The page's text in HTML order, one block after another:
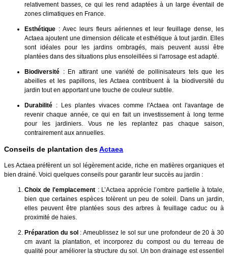
relativement basses, ce qui les rend adaptées à un large éventail de
zones climatiques en France.
Esthétique : Avec leurs fleurs aériennes et leur feuillage dense, les
Actaea ajoutent une dimension délicate et esthétique à tout jardin. Elles
sont idéales pour les jardins ombragés, mais peuvent aussi être
plantées dans des situations plus ensoleillées si l'arrosage est adapté.
Biodiversité : En attirant une variété de pollinisateurs tels que les
abeilles et les papillons, les Actaea contribuent à la biodiversité du
jardin tout en apportant une touche de couleur subtile.
Durabilité : Les plantes vivaces comme l'Actaea ont l'avantage de
revenir chaque année, ce qui en fait un investissement à long terme
pour les jardiniers. Vous ne les replantez pas chaque saison,
contrairement aux annuelles.
Conseils de plantation desActaea
Les Actaea préfèrent un sol légèrement acide, riche en matières organiques et
bien drainé. Voici quelques conseils pour garantir leur succès au jardin :
Choix de l'emplacement : L’Actaea apprécie l’ombre partielle à totale,
bien que certaines espèces tolèrent un peu de soleil. Dans un jardin,
elles peuvent être plantées sous des arbres à feuillage caduc ou à
proximité de haies.
Préparation du sol : Ameublissez le sol sur une profondeur de 20 à 30
cm avant la plantation, et incorporez du compost ou du terreau de
qualité pour améliorer la structure du sol. Un bon drainage est essentiel